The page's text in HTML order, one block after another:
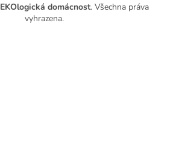
EKOlogická domácnost. Všechna práva
vyhrazena.